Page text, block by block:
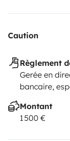
Caution
Règlement
Gerée en
bancaire,
Montant
1 500 €